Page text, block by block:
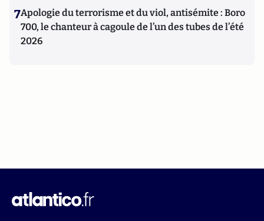
7Apologie du terrorisme et du viol, antisémite : Boro
700, le chanteur à cagoule de l’un des tubes de l’été
2026